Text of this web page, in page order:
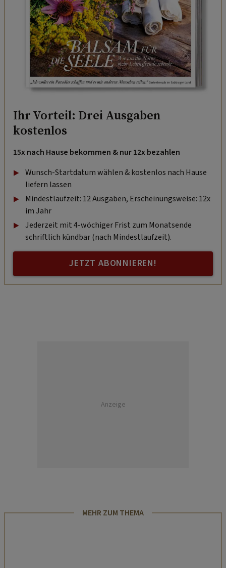
Ihr Vorteil: Drei Ausgaben
kostenlos
15x nach Hause bekommen & nur 12x bezahlen
Wunsch-Startdatum wählen & kostenlos nach Hause
liefern lassen
Mindestlaufzeit: 12 Ausgaben, Erscheinungsweise: 12x
im Jahr
Jederzeit mit 4-wöchiger Frist zum Monatsende
schriftlich kündbar (nach Mindestlaufzeit).
JETZT ABONNIEREN!
Anzeige
MEHR ZUM THEMA